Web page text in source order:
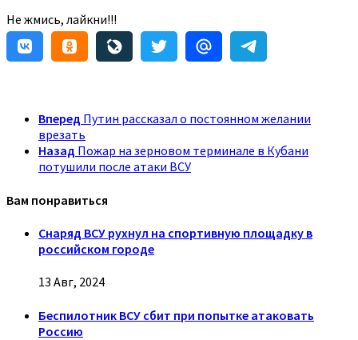
Не жмись, лайкни!!!
Вперед Путин рассказал о постоянном желании
врезать
Назад Пожар на зерновом терминале в Кубани
потушили после атаки ВСУ
Вам понравиться
Снаряд ВСУ рухнул на спортивную площадку в
российском городе
13 Авг, 2024
Беспилотник ВСУ сбит при попытке атаковать
Россию